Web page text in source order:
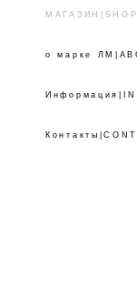
МАГАЗИН|SHOP
о марке